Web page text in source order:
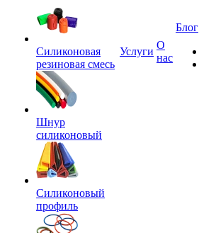
Силиконовая
резиновая смесь
Шнур
силиконовый
Силиконовый
профиль
Услуги
О
нас
Блог